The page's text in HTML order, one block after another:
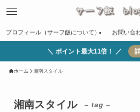
プロフィール（サーフ飯について） お問い合
＼ ポイント最大11倍！ ／
ホーム 湘南スタイル
湘南スタイル – tag –